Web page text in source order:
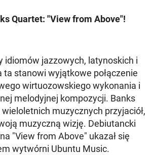
Quartet: "View from Above"!
idiomów jazzowych, latynoskich i
ta stanowi wyjątkowe połączenie
wirtuozowskiego wykonania i
melodyjnej kompozycji. Banks
muzycznych przyjaciół,
muzyczną wizję. Debiutancki
"View from Above" ukazał się
wytwórni Ubuntu Music.